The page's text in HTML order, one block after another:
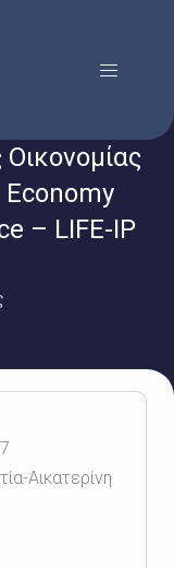
Menu
– LIFE-IP
Αικατερίνη